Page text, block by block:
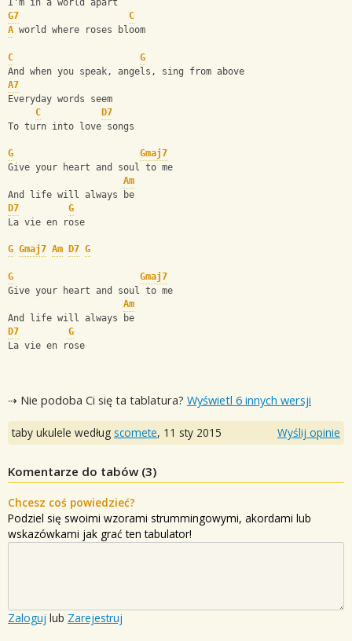
I'm in a world apart
G7
C
A world where roses bloom
C
G
And when you speak, angels, sing from above
A7
Everyday words seem
C
D7
To turn into love songs
G
Gmaj7
Give your heart and soul to me
Am
And life will always be
D7
G
La vie en rose
G Gmaj7 Am D7 G
G
Gmaj7
Give your heart and soul to me
Am
And life will always be
D7
G
La vie en rose
⇢ Nie podoba Ci się ta tablatura? Wyświetl 6 innych wersji
taby ukulele według scomete, 11 sty 2015 Wyślij opinie
Komentarze do tabów (3)
Chcesz coś powiedzieć?
Podziel się swoimi wzorami strummingowymi, akordami lub
wskazówkami jak grać ten tabulator!
Zaloguj lub Zarejestruj